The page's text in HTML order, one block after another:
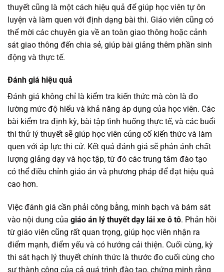
thuyết cũng là một cách hiệu quả để giúp học viên tự ôn
luyện và làm quen với định dạng bài thi. Giáo viên cũng có
thể mời các chuyên gia về an toàn giao thông hoặc cảnh
sát giao thông đến chia sẻ, giúp bài giảng thêm phần sinh
động và thực tế.
Đánh giá hiệu quả
Đánh giá không chỉ là kiểm tra kiến thức mà còn là đo
lường mức độ hiểu và khả năng áp dụng của học viên. Các
bài kiểm tra định kỳ, bài tập tình huống thực tế, và các buổi
thi thử lý thuyết sẽ giúp học viên củng cố kiến thức và làm
quen với áp lực thi cử. Kết quả đánh giá sẽ phản ánh chất
lượng giảng dạy và học tập, từ đó các trung tâm đào tạo
có thể điều chỉnh giáo án và phương pháp để đạt hiệu quả
cao hơn.
Việc đánh giá cần phải công bằng, minh bạch và bám sát
vào nội dung của giáo án lý thuyết dạy lái xe ô tô. Phản hồi
từ giáo viên cũng rất quan trọng, giúp học viên nhận ra
điểm mạnh, điểm yếu và có hướng cải thiện. Cuối cùng, kỳ
thi sát hạch lý thuyết chính thức là thước đo cuối cùng cho
sự thành công của cả quá trình đào tạo, chứng minh rằng